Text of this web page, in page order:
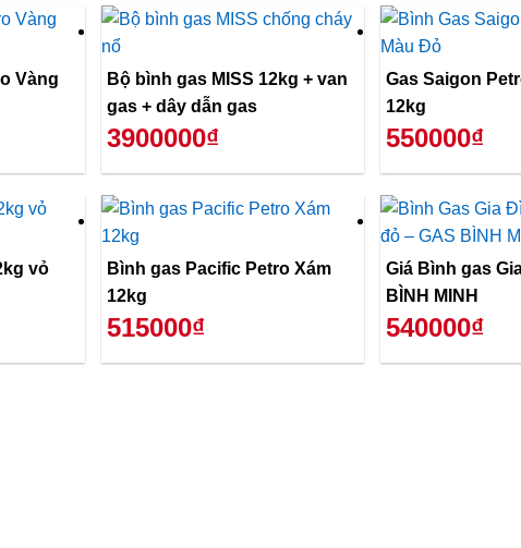
Vàng
Bộ bình gas MISS 12kg + van
gas + dây dẫn gas
3900000₫
Gas Saigon
12kg
550000₫
vỏ
Bình gas Pacific Petro Xám
12kg
515000₫
Giá Bình gas
BÌNH MINH
540000₫